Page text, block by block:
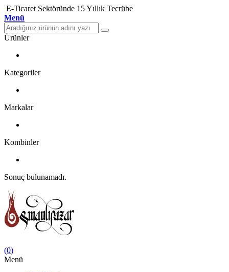
E-Ticaret Sektöründe 15 Yıllık Tecrübe
Menü
Ürünler
Kategoriler
Markalar
Kombinler
Sonuç bulunamadı.
(0)
Menü